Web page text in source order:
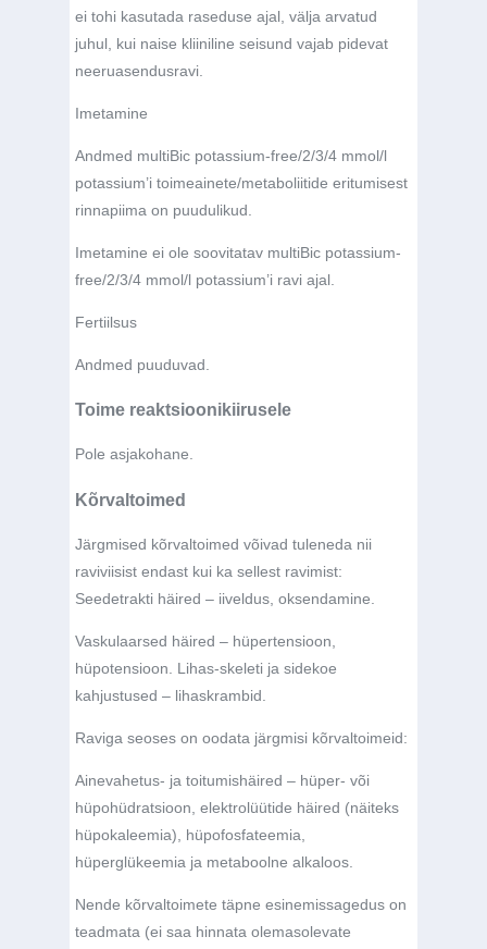
ei tohi kasutada raseduse ajal, välja arvatud
juhul, kui naise kliiniline seisund vajab pidevat
neeruasendusravi.
Imetamine
Andmed multiBic potassium-free/2/3/4 mmol/l
potassium’i toimeainete/metaboliitide eritumisest
rinnapiima on puudulikud.
Imetamine ei ole soovitatav multiBic potassium-
free/2/3/4 mmol/l potassium’i ravi ajal.
Fertiilsus
Andmed puuduvad.
Toime reaktsioonikiirusele
Pole asjakohane.
Kõrvaltoimed
Järgmised kõrvaltoimed võivad tuleneda nii
raviviisist endast kui ka sellest ravimist:
Seedetrakti häired – iiveldus, oksendamine.
Vaskulaarsed häired – hüpertensioon,
hüpotensioon. Lihas-skeleti ja sidekoe
kahjustused – lihaskrambid.
Raviga seoses on oodata järgmisi kõrvaltoimeid:
Ainevahetus- ja toitumishäired – hüper- või
hüpohüdratsioon, elektrolüütide häired (näiteks
hüpokaleemia), hüpofosfateemia,
hüperglükeemia ja metaboolne alkaloos.
Nende kõrvaltoimete täpne esinemissagedus on
teadmata (ei saa hinnata olemasolevate